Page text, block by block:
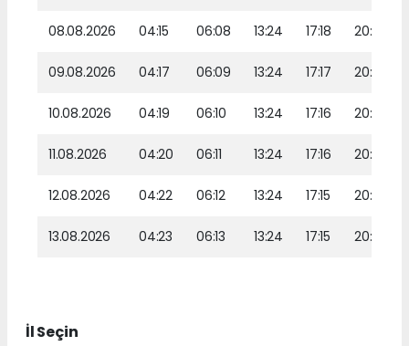
08.08.2026 04:15 06:08 13:24 17:18 20:30
09.08.2026 04:17 06:09 13:24 17:17 20:29
10.08.2026 04:19 06:10 13:24 17:16 20:28
11.08.2026 04:20 06:11 13:24 17:16 20:26
12.08.2026 04:22 06:12 13:24 17:15 20:25
13.08.2026 04:23 06:13 13:24 17:15 20:24
İl Seçin